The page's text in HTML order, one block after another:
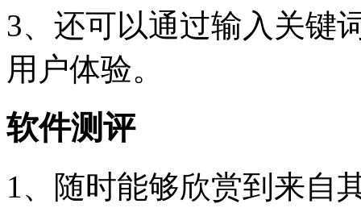
3、还可以通过输入关键
用户体验。
软件测评
1、随时能够欣赏到来自